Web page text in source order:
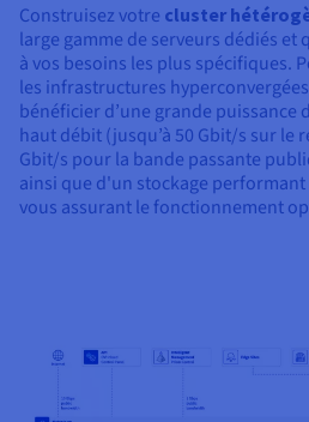
Construisez votre cluster
large gamme de serveurs dédiés et
à vos besoins les plus spécifiques.
les infrastructures
bénéficier d’une grande puissance
haut débit (jusqu’à 50 Gbit/s sur le
Gbit/s pour la bande passante
ainsi que d'un stockage
vous assurant le fonctionnement